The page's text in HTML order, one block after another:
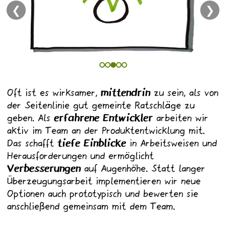
❮ ❯
Oft ist es wirksamer, mittendrinzu sein, als von
der Seitenlinie gut gemeinte Ratschläge zu
geben. Als erfahrene Entwickler arbeiten wir
aktiv im Team an der Produktentwicklung mit.
Das schafft tiefe Einblicke in Arbeitsweisen und
Herausforderungen und ermöglicht
Verbesserungenauf Augenhöhe. Statt langer
Überzeugungsarbeit implementieren wir neue
Optionen auch prototypisch und bewerten sie
anschließend gemeinsam mit dem Team.